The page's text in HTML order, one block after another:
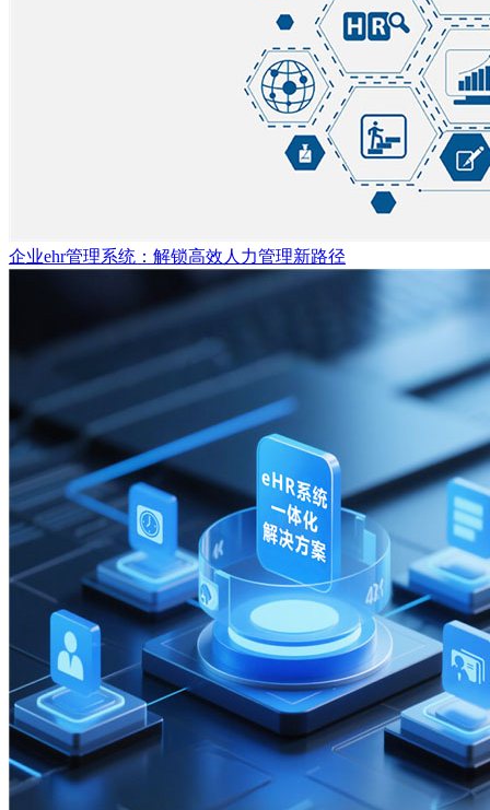
企业ehr管理系统：解锁高效人力管理新路径